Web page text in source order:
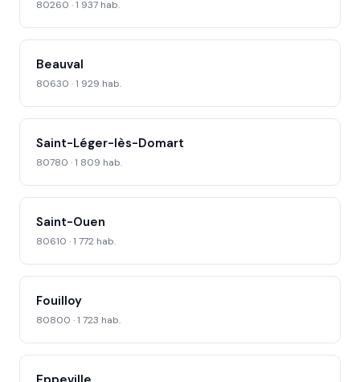
80260 · 1 937 hab.
Beauval
80630 · 1 929 hab.
Saint-Léger-lès-Domart
80780 · 1 809 hab.
Saint-Ouen
80610 · 1 772 hab.
Fouilloy
80800 · 1 723 hab.